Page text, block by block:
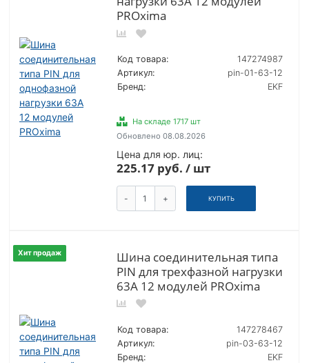
PROxima
Код товара:
147274987
Артикул:
pin-01-63-12
Бренд:
EKF
На складе 1717 шт
Обновлено 08.08.2026
Цена для юр. лиц:
225.17 руб. / шт
- + КУПИТЬ
Хит продаж
Шина соединительная типа
PIN для трехфазной нагрузки
63А 12 модулей PROxima
Код товара:
147278467
Артикул:
pin-03-63-12
Бренд:
EKF